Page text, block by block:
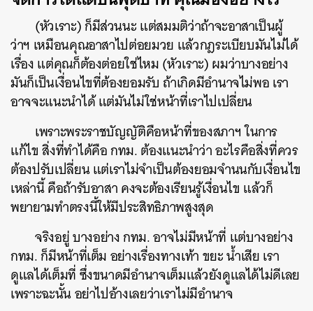
(หัวเราะ)ก็มีส่วนนะแต่สมมติว่าถ้าจะอาสาเป็นผู้
ว่าฯ เหมือนคุณอาสาไปต่อยมวย แล้วกฎระเบียบมันไม่ได้
เรื่องแต่คุณก็ต้องต่อยใช่ไหม(หัวเราะ)ผมว่าบางอย่าง
มันก็เป็นเงื่อนไขที่ต้องยอมรับ ถ้าเกิดมีอำนาจไม่พอเรา
อาจจะแนะนำได้แต่มันไม่ใช่หน้าที่เราไปเปลี่ยน
เพราะพระราชบัญญัติคือหน้าที่ของสภาฯในการ
แก้ไขสิ่งที่ทำได้คือกทม.ต้องแนะนำว่าอะไรคือสิ่งที่ควร
ต้องปรับเปลี่ยนแต่เราไม่จำเป็นต้องยอมจำนนกับเงื่อนไข
เหล่านี้คือถ้ารับอาสาคงจะต้องเรียนรู้เงื่อนไข แล้วก็
พยายามทำตรงนี้ให้มีประสิทธิภาพสูงสุด
จริงอยู่บางอย่างกทม.อาจไม่มีหน้าที่ แต่บางอย่าง
กทม.ก็มีหน้าที่เต็มอย่างเรื่องทางเท้าขยะน้ำเสียเรา
ดูแลได้เต็มที่ซึ่งขนาดมีอำนาจเต็มแล้วยังดูแลได้ไม่ดีเลย
เพราะฉะนั้นอย่าไปอ้างเลยว่าเราไม่มีอำนาจ